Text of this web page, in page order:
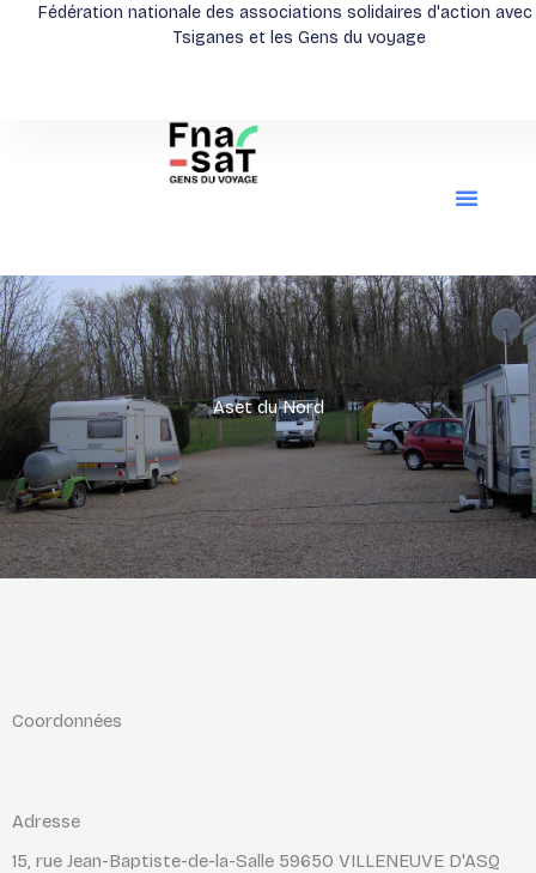
Fédération nationale des associations solidaires d'action avec
Tsiganes et les Gens du voyage
Aset du Nord
Coordonnées
Adresse
15, rue Jean-Baptiste-de-la-Salle 59650 VILLENEUVE D'ASQ